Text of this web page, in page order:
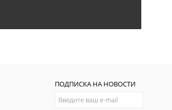
ПОДПИСКА НА НОВОСТИ